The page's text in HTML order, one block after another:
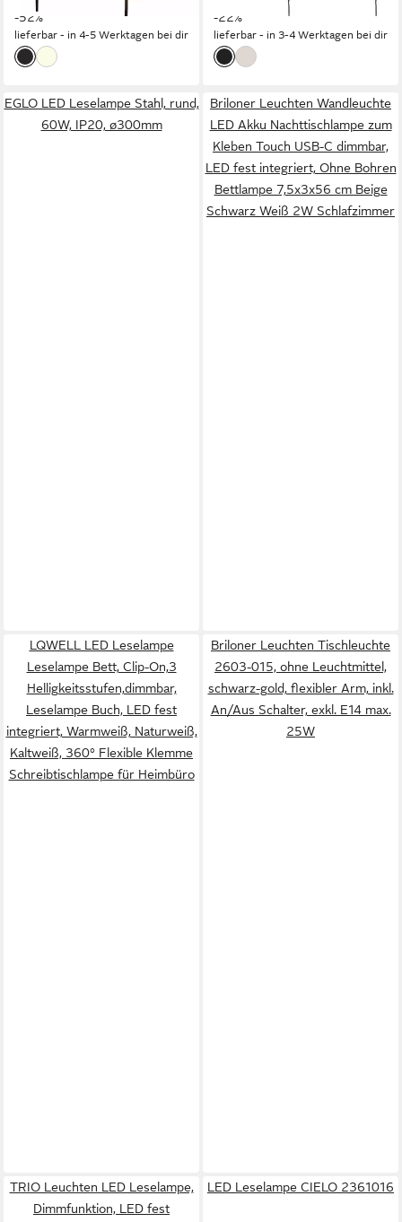
-52%
lieferbar - in 4-5 Werktagen bei dir
Kopfteil Sofa
-22%
lieferbar - in 3-4 Werktagen bei dir
EGLO LED Leselampe Stahl, rund,
60W, IP20, ø300mm
Briloner Leuchten Wandleuchte
LED Akku Nachttischlampe zum
Kleben Touch USB-C dimmbar,
LED fest integriert, Ohne Bohren
Bettlampe 7,5x3x56 cm Beige
Schwarz Weiß 2W Schlafzimmer
LQWELL LED Leselampe
Leselampe Bett, Clip-On,3
Helligkeitsstufen,dimmbar,
Leselampe Buch, LED fest
integriert, Warmweiß, Naturweiß,
Kaltweiß, 360° Flexible Klemme
Schreibtischlampe für Heimbüro
Briloner Leuchten Tischleuchte
2603-015, ohne Leuchtmittel,
schwarz-gold, flexibler Arm, inkl.
An/Aus Schalter, exkl. E14 max.
25W
TRIO Leuchten LED Leselampe,
Dimmfunktion, LED fest
LED Leselampe CIELO 2361016